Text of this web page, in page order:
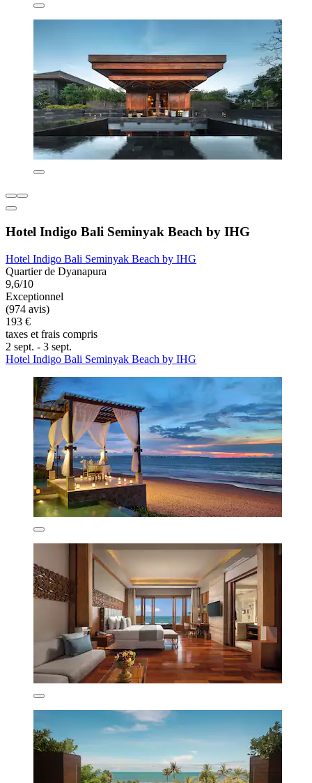
Hotel Indigo Bali Seminyak Beach by IHG
Hotel Indigo Bali Seminyak Beach by IHG
Quartier de Dyanapura
9,6/10
Exceptionnel
(974 avis)
193 €
taxes et frais compris
2 sept. - 3 sept.
Hotel Indigo Bali Seminyak Beach by IHG